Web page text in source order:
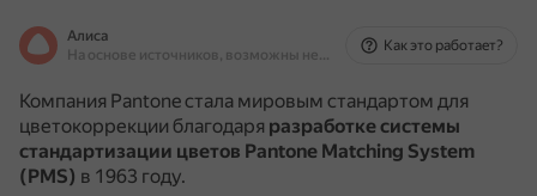
Алиса
На основе источников, возможны неточности
Как это работает?
Компания Pantone стала мировым стандартом для
цветокоррекции благодаря разработке системы
стандартизации цветов Pantone Matching System
(PMS) в 1963 году.